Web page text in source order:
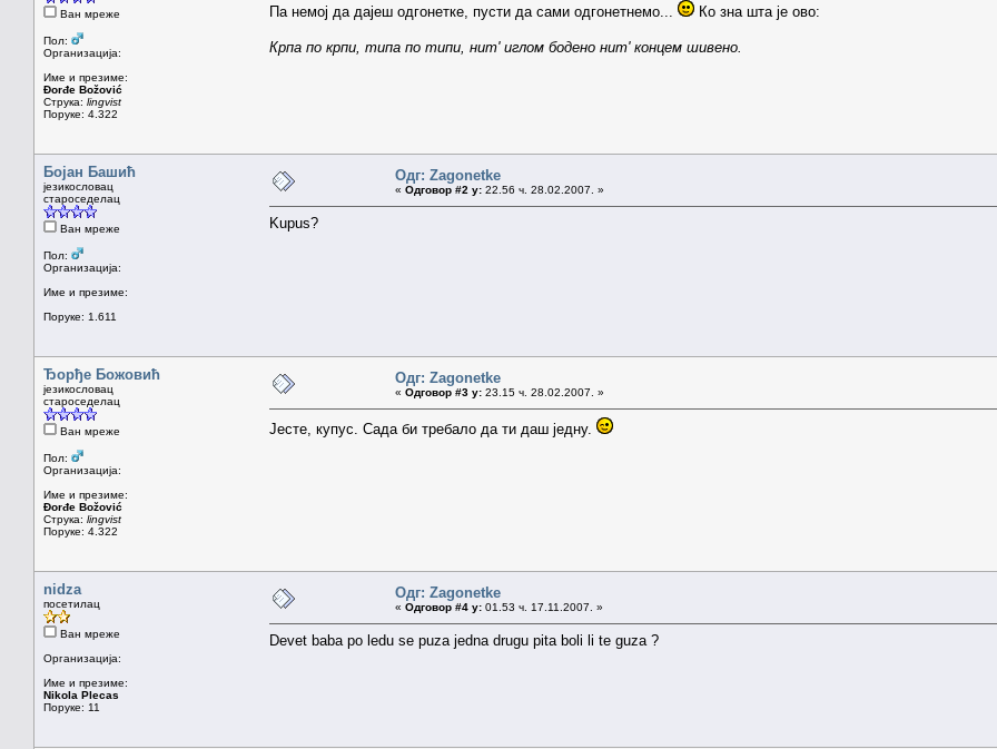
Ван мреже
Пол:
Организација:
Име и презиме:
Đorđe Božović
Струка: lingvist
Поруке: 4.322
Па немој да дајеш одгонетке, пусти да сами одгонетнемо... Ко зна шта је ово:
Крпа по крпи, типа по типи, нит' иглом бодено нит' концем шивено.
Бојан Башић
језикословац
староседелац
Ван мреже
Пол:
Организација:
Име и презиме:
Поруке: 1.611
Одг: Zagonetke
« Одговор #2 у: 22.56 ч. 28.02.2007. »
Kupus?
Ђорђе Божовић
језикословац
староседелац
Ван мреже
Пол:
Организација:
Име и презиме:
Đorđe Božović
Струка: lingvist
Поруке: 4.322
Одг: Zagonetke
« Одговор #3 у: 23.15 ч. 28.02.2007. »
Јесте, купус. Сада би требало да ти даш једну.
nidza
посетилац
Ван мреже
Организација:
Име и презиме:
Nikola Plecas
Поруке: 11
Одг: Zagonetke
« Одговор #4 у: 01.53 ч. 17.11.2007. »
Devet baba po ledu se puza jedna drugu pita boli li te guza ?